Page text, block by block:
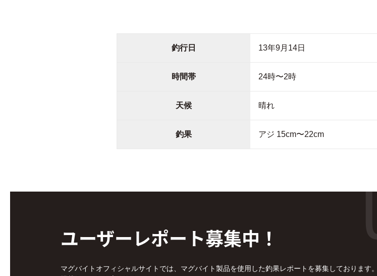
釣行日 13年9月14日
時間帯 24時〜2時
天候 晴れ
釣果 アジ 15cm〜22cm
ユーザーレポート募集中！
マグバイトオフィシャルサイトでは、マグバイト製品を使用した釣果レポートを募集しております。